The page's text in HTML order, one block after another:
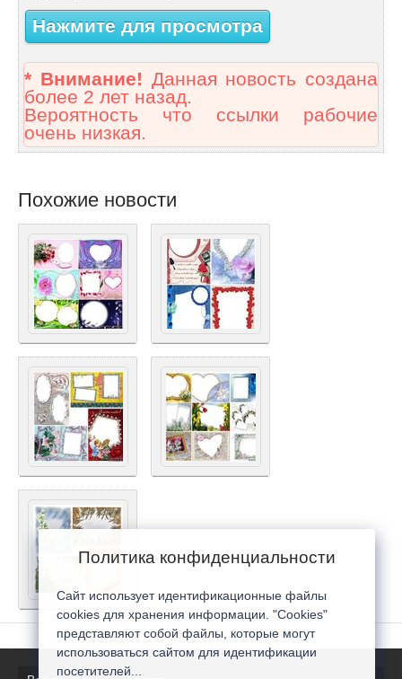
Нажмите для просмотра
* Внимание! Данная новость создана
более 2 лет назад.
Вероятность что ссылки рабочие
очень низкая.
Похожие новости
Политика конфиденциальности
Сайт использует идентификационные файлы
cookies для хранения информации. "Cookies"
представляют собой файлы, которые могут
использоваться сайтом для идентификации
посетителей...